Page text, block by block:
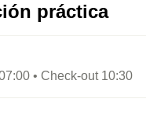
produit a été
:
avec amour et une
práctica
• Check-out 10:30